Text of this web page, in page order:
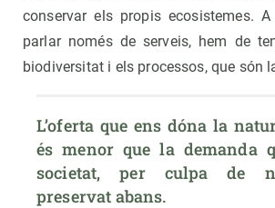
conservar els propis ecosistemes.
parlar només de serveis, hem de
biodiversitat i els processos, que són
L’oferta que ens dóna la
és menor que la demanda
societat, per culpa de
preservat abans.